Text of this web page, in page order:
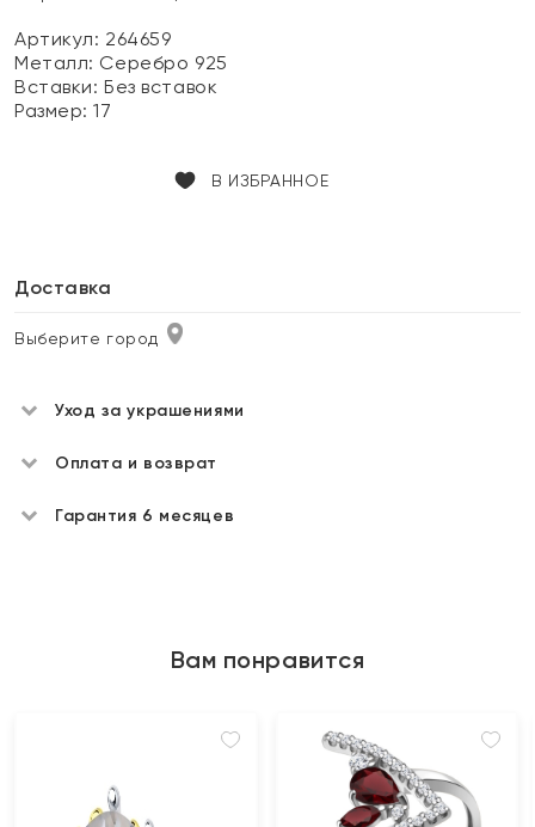
Артикул: 264659
Металл: Серебро 925
Вставки:Без вставок
Размер:17
В ИЗБРАННОЕ
Доставка
Выберите город
Уход за украшениями
Оплата и возврат
Гарантия 6 месяцев
Вам понравится